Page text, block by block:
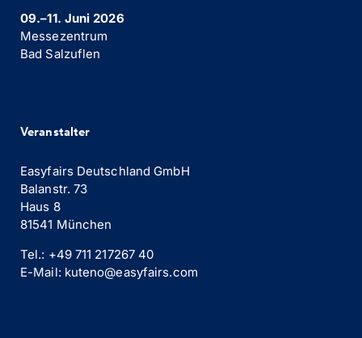
09.–11. Juni 2026
Messezentrum
Bad Salzuflen
Veranstalter
Easyfairs Deutschland GmbH
Balanstr. 73
Haus 8
81541 München
Tel.: +49 711 217267 40
E-Mail: kuteno@easyfairs.com